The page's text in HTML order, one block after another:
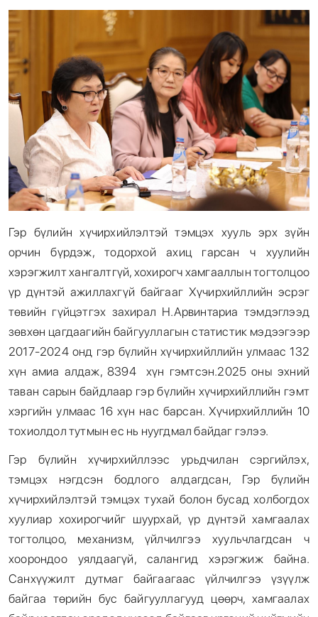
Гэр бүлийн хүчирхийлэлтэй тэмцэх хууль эрх зүйн
орчин бүрдэж, тодорхой ахиц гарсан ч хуулийн
хэрэгжилт хангалтгүй, хохирогч хамгааллын тогтолцоо
үр дүнтэй ажиллахгүй байгааг Хүчирхийллийн эсрэг
төвийн гүйцэтгэх захирал Н.Арвинтариа тэмдэглээд
зөвхөн цагдаагийн байгууллагын статистик мэдээгээр
2017-2024 онд гэр бүлийн хүчирхийллийн улмаас 132
хүн амиа алдаж, 8394 хүн гэмтсэн.2025 оны эхний
таван сарын байдлаар гэр бүлийн хүчирхийллийн гэмт
хэргийн улмаас 16 хүн нас барсан. Хүчирхийллийн 10
тохиолдол тутмын ес нь нуугдмал байдаг гэлээ.
Гэр бүлийн хүчирхийллээс урьдчилан сэргийлэх,
тэмцэх нэгдсэн бодлого алдагдсан, Гэр бүлийн
хүчирхийлэлтэй тэмцэх тухай болон бусад холбогдох
хуулиар хохирогчийг шуурхай, үр дүнтэй хамгаалах
тогтолцоо, механизм, үйлчилгээ хуульчлагдсан ч
хоорондоо уялдаагүй, салангид хэрэгжиж байна.
Санхүүжилт дутмаг байгаагаас үйлчилгээ үзүүлж
байгаа төрийн бус байгууллагууд цөөрч, хамгаалах